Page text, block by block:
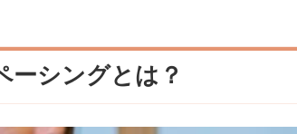
ーシングとは？